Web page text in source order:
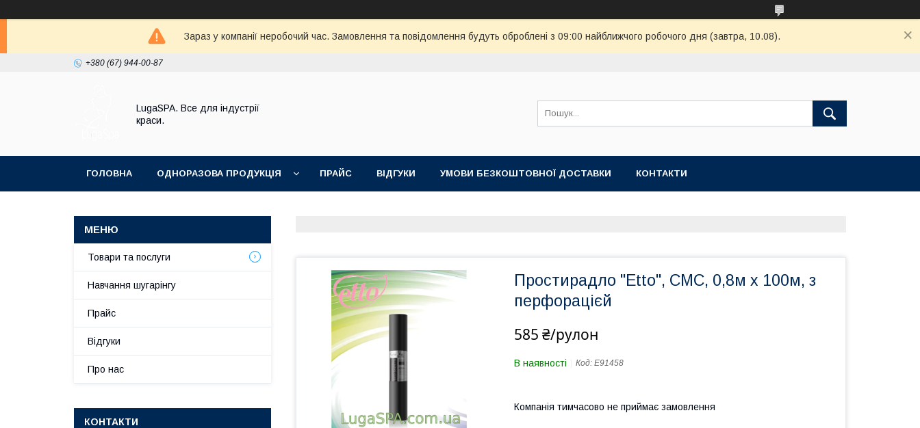
Зараз у компанії неробочий час. Замовлення та повідомлення будуть оброблені з 09:00 найближчого робочого дня (завтра, 10.08).
+380 (67) 944-00-87
LugaSPA. Все для індустрії
краси.
ГОЛОВНА ОДНОРАЗОВА ПРОДУКЦІЯ ПРАЙС ВІДГУКИ УМОВИ БЕЗКОШТОВНОЇ ДОСТАВКИ КОНТАКТИ
Простирадло "Etto", СМС, 0,8м х 100м, з
перфорацієй
585 ₴/рулон
В наявності Код: E91458
Компанія тимчасово не приймає замовлення
Товари та послуги
Навчання шугарінгу
Прайс
Відгуки
Про нас
КОНТАКТИ